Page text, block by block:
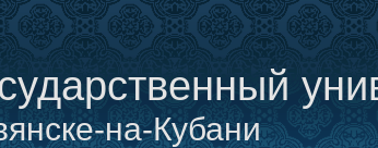
на-Кубани